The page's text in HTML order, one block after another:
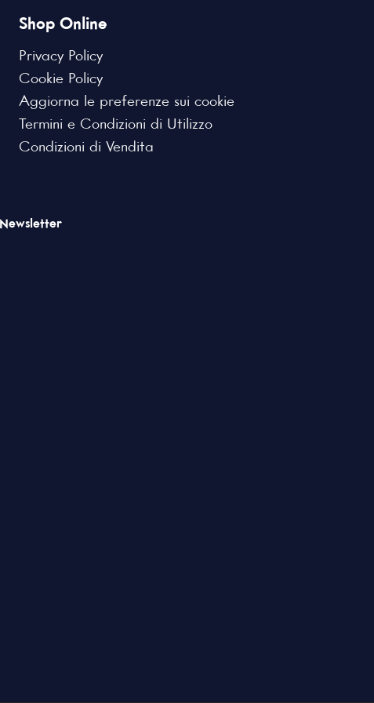
Shop Online
Privacy Policy
Cookie Policy
Aggiorna le preferenze sui cookie
Termini e Condizioni di Utilizzo
Condizioni di Vendita
Newsletter